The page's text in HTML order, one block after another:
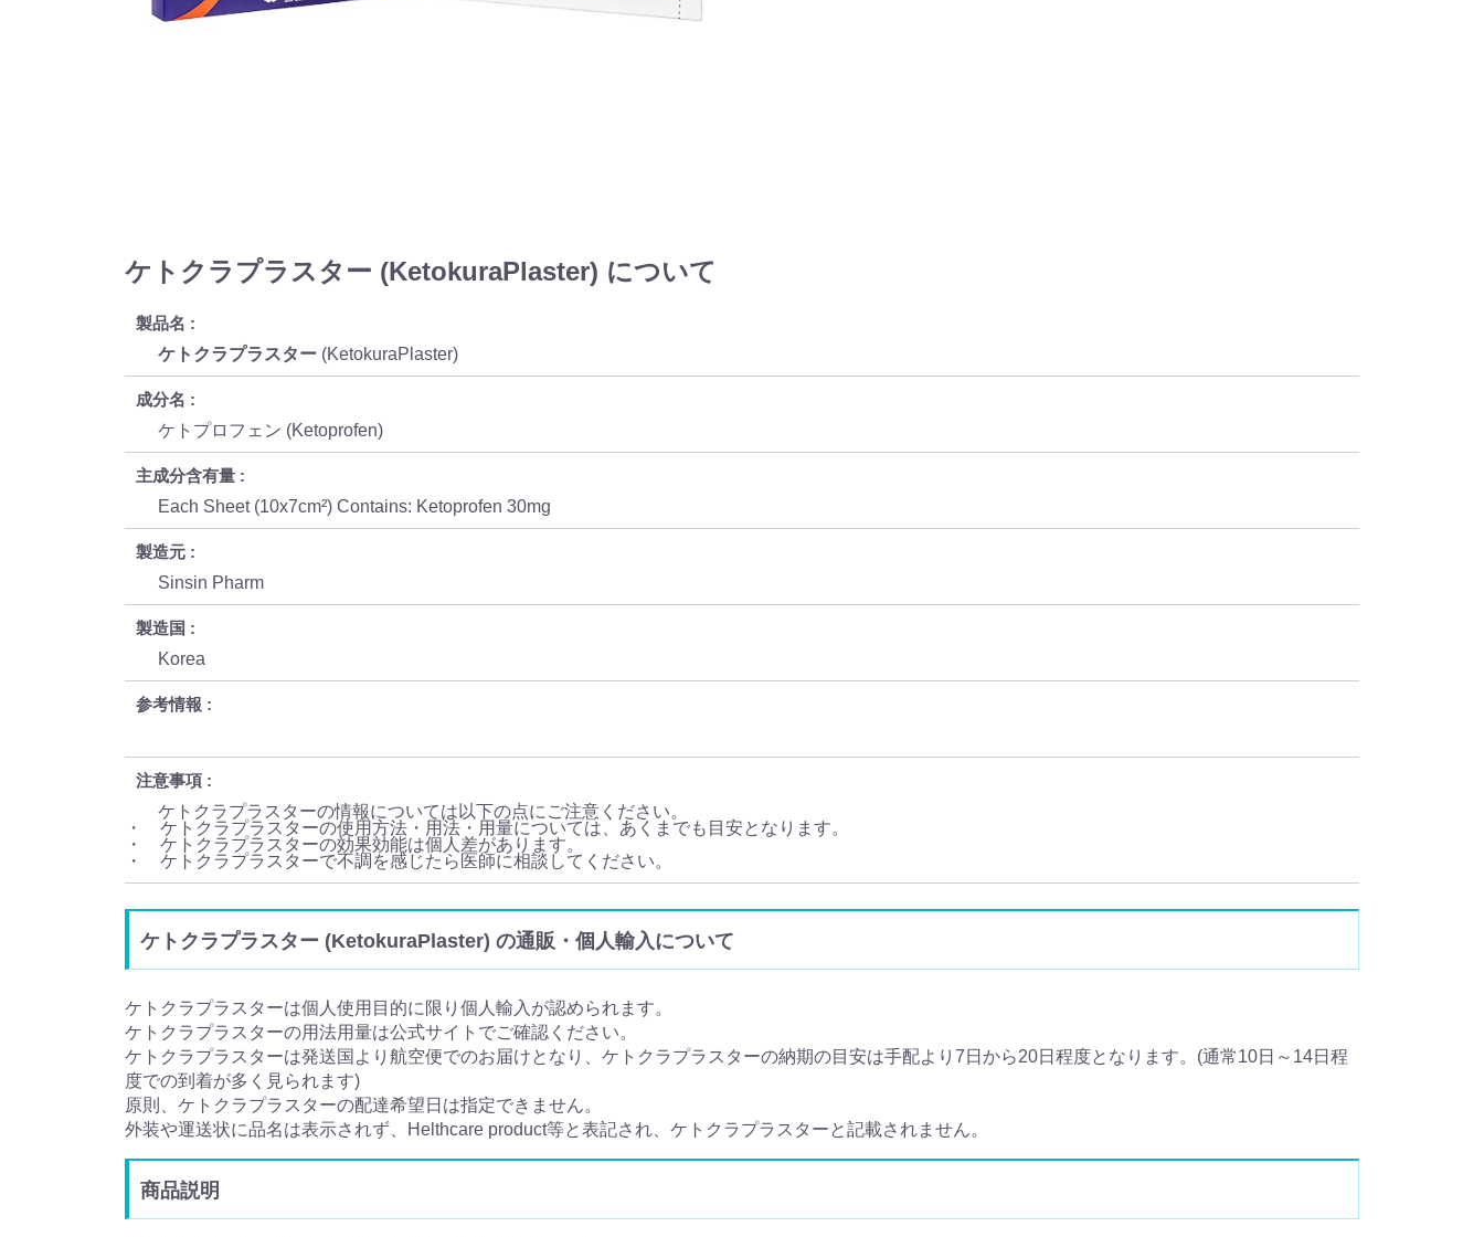
ケトクラプラスター (KetokuraPlaster) について
製品名
ケトクラプラスター (KetokuraPlaster)
成分名
ケトプロフェン (Ketoprofen)
主成分含有量
Each Sheet (10x7cm²) Contains: Ketoprofen 30mg
製造元
Sinsin Pharm
製造国
Korea
参考情報
注意事項
ケトクラプラスターの情報については以下の点にご注意ください。
・ ケトクラプラスターの使用方法・用法・用量については、あくまでも目安となります。
・ ケトクラプラスターの効果効能は個人差があります。
・ ケトクラプラスターで不調を感じたら医師に相談してください。
ケトクラプラスター (KetokuraPlaster) の通販・個人輸入について
ケトクラプラスターは個人使用目的に限り個人輸入が認められます。
ケトクラプラスターの用法用量は公式サイトでご確認ください。
ケトクラプラスターは発送国より航空便でのお届けとなり、ケトクラプラスターの納期の目安は手配より7日から20日程度となります。(通常10日～14日程
度での到着が多く見られます)
原則、ケトクラプラスターの配達希望日は指定できません。
外装や運送状に品名は表示されず、Helthcare product等と表記され、ケトクラプラスターと記載されません。
商品説明